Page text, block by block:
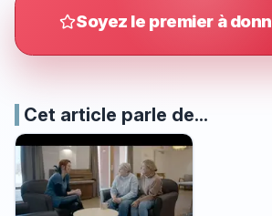
Soyez le premier à
Cet article parle de...